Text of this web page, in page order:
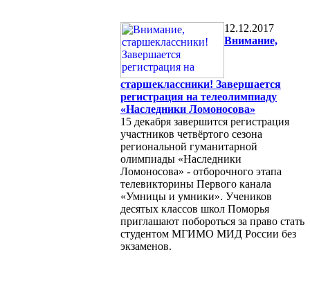
12.12.2017
Внимание,
старшеклассники! Завершается
регистрация на телеолимпиаду
«Наследники Ломоносова»
15 декабря завершится регистрация
участников четвёртого сезона
региональной гуманитарной
олимпиады «Наследники
Ломоносова» - отборочного этапа
телевикторины Первого канала
«Умницы и умники». Учеников
десятых классов школ Поморья
приглашают побороться за право стать
студентом МГИМО МИД России без
экзаменов.